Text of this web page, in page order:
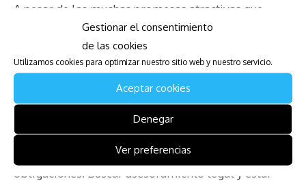
Gestionar el consentimiento
de las cookies
Utilizamos cookies para optimizar nuestro sitio web y nuestro servicio.
Aceptar cookies
Denegar
Ver preferencias
A pesar de las muchas promesas atractivas que
conllevan los contratos de multipropiedad, los
propietarios del Kalamota Island All Inclusive
Resort pueden enfrentarse a una serie de problemas
significativos. Desde las cuotas de mantenimiento
hasta la complejidad en las transmisiones de
propiedad y la falta de información clara, es crucial
que comprendan plenamente sus derechos y
obligaciones. Buscar asesoramiento legal y estar